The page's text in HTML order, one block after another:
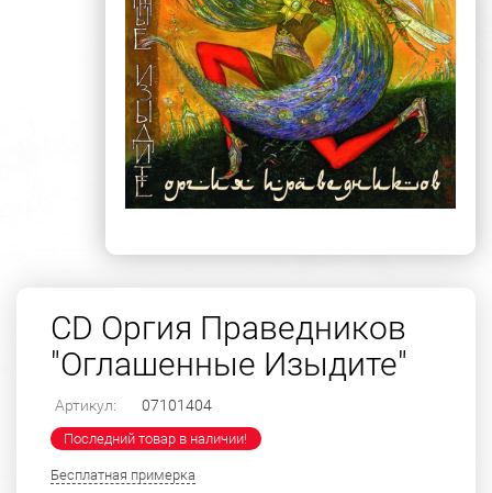
CD Оргия Праведников
"Оглашенные Изыдите"
Артикул: 07101404
Последний товар в наличии!
Бесплатная примерка